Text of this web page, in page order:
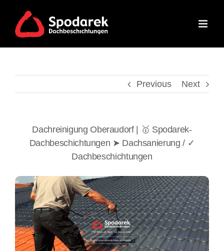
content
Previous Next
Dachreinigung Oberaudorf | 🥇 Spodarek-
Dachbeschichtungen ➤ Dachsanierung / ✓
Dachbeschichtungen